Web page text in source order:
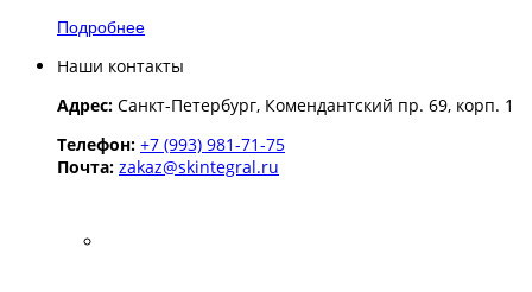
Подробнее
Наши контакты
Адрес: Санкт-Петербург, Комендантский пр. 69, корп. 1
Телефон: +7 (993) 981-71-75
Почта: zakaz@skintegral.ru